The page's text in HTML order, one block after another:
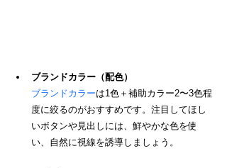
ブランドカラー（配色）
ブランドカラーは1色＋補助カラー2〜3色程
度に絞るのがおすすめです。注目してほし
いボタンや見出しには、鮮やかな色を使
い、自然に視線を誘導しましょう。